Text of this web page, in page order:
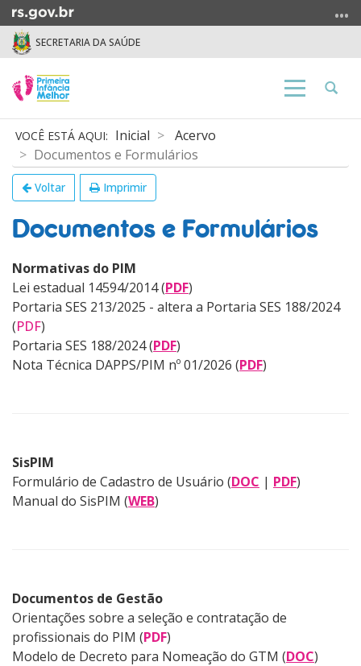
para
para
o
menu
para
busca
SECRETARIA DA SAÚDE
Alterna
Abrir
Início
conteúdo
Inicial
Acervo
Documentos e Formulários
Voltar Imprimir
Documentos e Formulários
Normativas do PIM
Lei estadual 14594/2014(PDF)
Portaria SES 213/2025 - altera a Portaria SES 188/2024
(PDF)
Portaria SES 188/2024(PDF)
Nota Técnica DAPPS/PIM nº 01/2026 (PDF)
SisPIM
Formulário de Cadastro de Usuário (DOC | PDF)
Manual do SisPIM (WEB)
Documentos de Gestão
Orientações sobre a seleção e contratação de
profissionais do PIM (PDF)
Modelo de Decreto para Nomeação do GTM (DOC)